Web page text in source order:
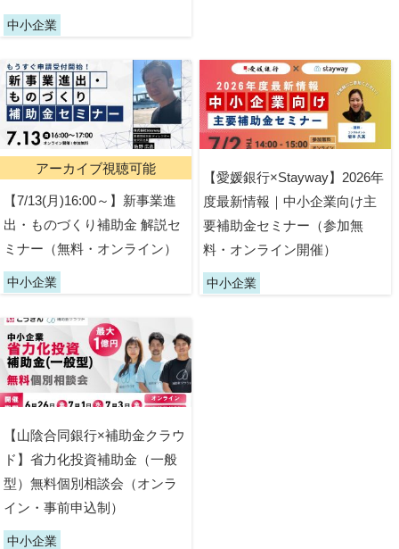
中小企業
アーカイブ視聴可能
【7/13(月)16:00～】新事業進
出・ものづくり補助金 解説セ
ミナー（無料・オンライン）
中小企業
【愛媛銀行×Stayway】2026年
度最新情報｜中小企業向け主
要補助金セミナー（参加無
料・オンライン開催）
中小企業
【山陰合同銀行×補助金クラウ
ド】省力化投資補助金（一般
型）無料個別相談会（オンラ
イン・事前申込制）
中小企業